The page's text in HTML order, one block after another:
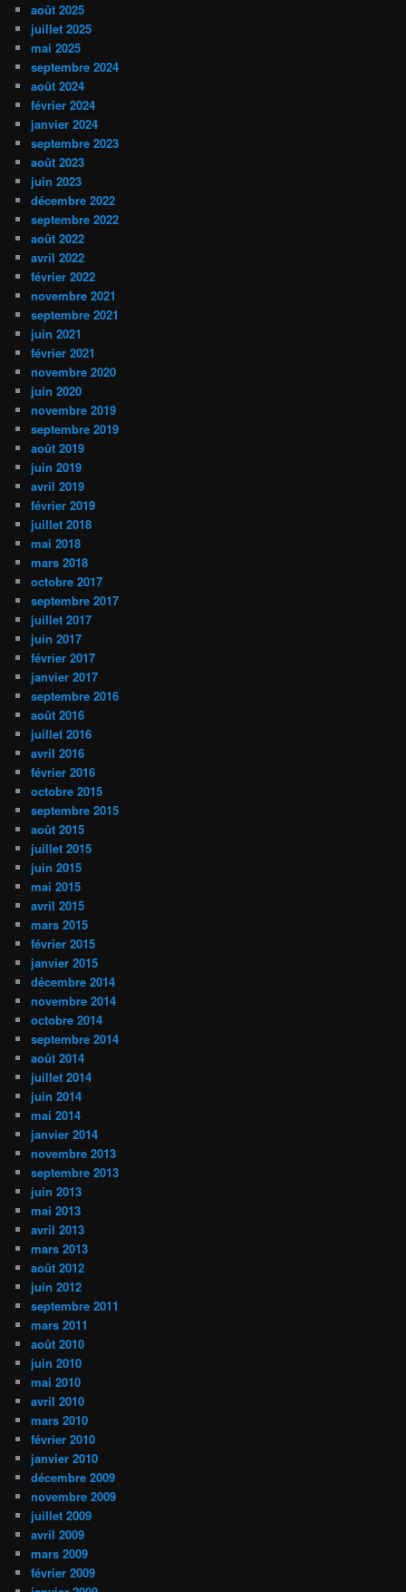
août 2025
juillet 2025
mai 2025
septembre 2024
août 2024
février 2024
janvier 2024
septembre 2023
août 2023
juin 2023
décembre 2022
septembre 2022
août 2022
avril 2022
février 2022
novembre 2021
septembre 2021
juin 2021
février 2021
novembre 2020
juin 2020
novembre 2019
septembre 2019
août 2019
juin 2019
avril 2019
février 2019
juillet 2018
mai 2018
mars 2018
octobre 2017
septembre 2017
juillet 2017
juin 2017
février 2017
janvier 2017
septembre 2016
août 2016
juillet 2016
avril 2016
février 2016
octobre 2015
septembre 2015
août 2015
juillet 2015
juin 2015
mai 2015
avril 2015
mars 2015
février 2015
janvier 2015
décembre 2014
novembre 2014
octobre 2014
septembre 2014
août 2014
juillet 2014
juin 2014
mai 2014
janvier 2014
novembre 2013
septembre 2013
juin 2013
mai 2013
avril 2013
mars 2013
août 2012
juin 2012
septembre 2011
mars 2011
août 2010
juin 2010
mai 2010
avril 2010
mars 2010
février 2010
janvier 2010
décembre 2009
novembre 2009
juillet 2009
avril 2009
mars 2009
février 2009